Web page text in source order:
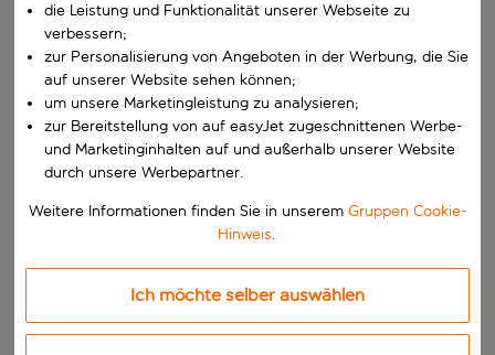
Beginne mit der Eingabe für die automatische
Ab
Nach
W&auml;hle ein Ab- und R&uuml;ckflugdatum aus.
Wähle deine Reisedaten
Wann
die Leistung und Funktionalität unserer Webseite zu
verbessern;
zur Personalisierung von Angeboten in der Werbung, die Sie
auf unserer Website sehen können;
um unsere Marketingleistung zu analysieren;
zur Bereitstellung von auf easyJet zugeschnittenen Werbe-
und Marketinginhalten auf und außerhalb unserer Website
durch unsere Werbepartner.
Weitere Informationen finden Sie in unserem Gruppen Cookie-
Hinweis.
Ich möchte selber auswählen